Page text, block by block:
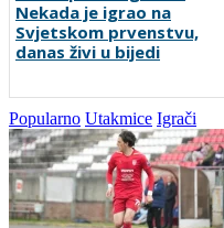
Horde zla neće u Mostar:
"Napravili ste ogromnu
pogrešku"